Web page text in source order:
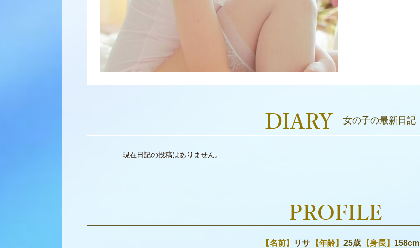
女の子の最新日記
現在日記の投稿はありません。
【名前】 リサ 【年齢】 25歳 【身長】 158cm